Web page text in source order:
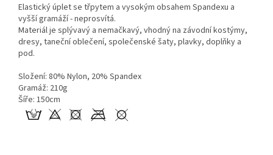
Elastický úplet se třpytem a vysokým obsahem Spandexu a
vyšší gramáží - neprosvítá.
Materiál je splývavý a nemačkavý, vhodný na závodní kostýmy,
dresy, taneční oblečení, společenské šaty, plavky, doplňky a
pod.
Složení: 80% Nylon, 20% Spandex
Gramáž: 210g
Šíře: 150cm